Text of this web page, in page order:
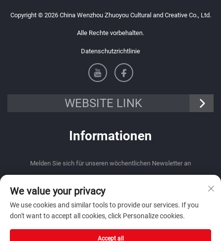
Copyright © 2026 China Wenzhou Zhuoyou Cultural and Creative Co., Ltd.
Alle Rechte vorbehalten.
Datenschutzrichtlinie
WEBSITE LINK
Informationen
Melden Sie sich für unseren wöchentlichen Newsletter an
Absenden
We value your privacy
We use cookies and similar tools to provide our services. If you
don't want to accept all cookies, click Personalize cookies.
Accept all